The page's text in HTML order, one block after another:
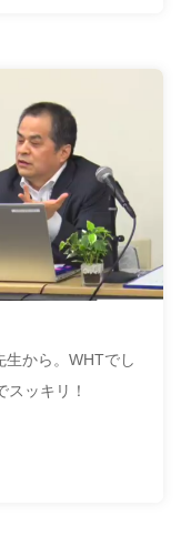
生から。WHTでし
スッキリ！